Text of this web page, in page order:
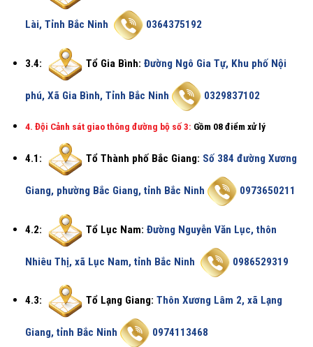
Lài, Tỉnh Bắc Ninh 0364375192
3.4: Tổ Gia Bình: Đường Ngô Gia Tự, Khu phố Nội
phú, Xã Gia Bình, Tỉnh Bắc Ninh 0329837102
4. Đội Cảnh sát giao thông đường bộ số 3: Gồm 08 điểm xử lý
4.1: Tổ Thành phố Bắc Giang: Số 384 đường Xương
Giang, phường Bắc Giang, tỉnh Bắc Ninh 0973650211
4.2: Tổ Lục Nam: Đường Nguyễn Văn Lục, thôn
Nhiêu Thị, xã Lục Nam, tỉnh Bắc Ninh 0986529319
4.3: Tổ Lạng Giang: Thôn Xương Lâm 2, xã Lạng
Giang, tỉnh Bắc Ninh 0974113468